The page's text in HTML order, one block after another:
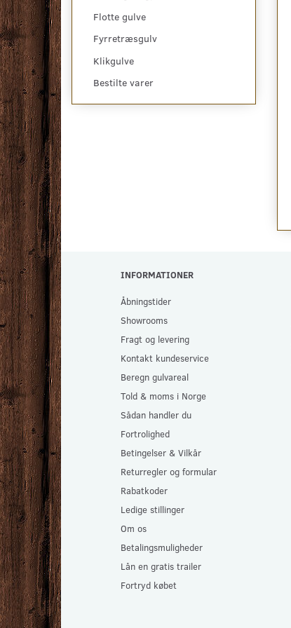
Flotte gulve
Fyrretræsgulv
Klikgulve
Bestilte varer
ZORBA+ - BILLIGT
BOUCLE GULVTÆPPE -
RESTPARTI, FLERE
FARVER
49,00 DKK
Se produktet
INFORMATIONER
Åbningstider
Showrooms
Fragt og levering
Kontakt kundeservice
Beregn gulvareal
Told & moms i Norge
Sådan handler du
Fortrolighed
Betingelser & Vilkår
Returregler og formular
Rabatkoder
Ledige stillinger
Om os
Betalingsmuligheder
Lån en gratis trailer
Fortryd købet